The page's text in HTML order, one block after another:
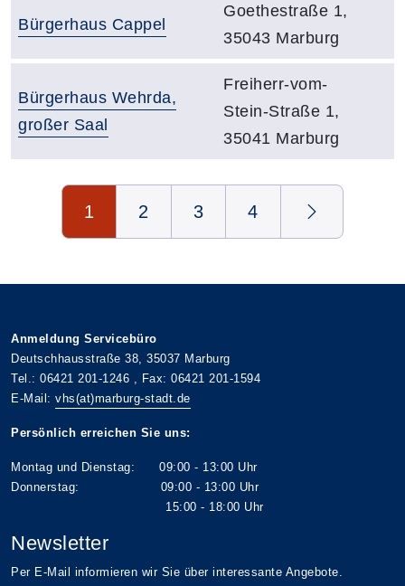
Raumbezeichnung:
Bürgerhaus Cappel
Adresse:
Goethestraße 1,
35043 Marburg
Raumbezeichnung:
Bürgerhaus Wehrda,
großer Saal
Adresse:
Freiherr-vom-
Stein-Straße 1,
35041 Marburg
1 2 3 4
Anmeldung Servicebüro
Deutschhausstraße 38, 35037 Marburg
Tel.: 06421 201-1246 , Fax: 06421 201-1594
E-Mail: vhs(at)marburg-stadt.de
Persönlich erreichen Sie uns:
Montag und Dienstag: 09:00 - 13:00 Uhr
Donnerstag: 09:00 - 13:00 Uhr
15:00 - 18:00 Uhr
Newsletter
Per E-Mail informieren wir Sie über interessante Angebote.